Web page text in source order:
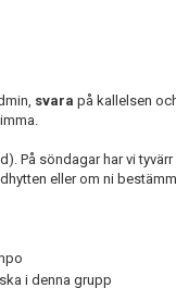
svara på kallelsen
På söndagar har vi
eller om ni
i denna grupp